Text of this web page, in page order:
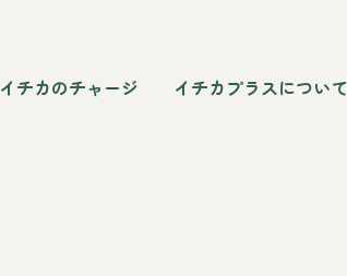
イチカのチャージ イチカプラスについて